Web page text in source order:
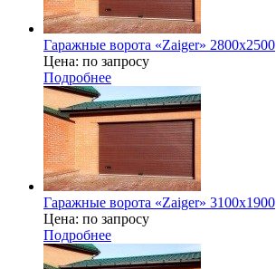
Гаражные ворота «Zaiger» 2800х2500
Цена: по запросу
Подробнее
Гаражные ворота «Zaiger» 3100х1900
Цена: по запросу
Подробнее